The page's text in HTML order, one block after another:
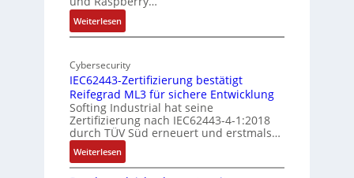
E
g
e
l
-
I
d
u
t
r
i
e
-
Weiterlesen:
M
b
i
f
u
n
k
m
Cybersecurity
IEC62443-Zertifizierung bestätigt
Reifegrad ML3 für sichere Entwicklung
Softing Industrial hat seine
Zertifizierung nach IEC62443-4-1:2018
durch TÜV Süd erneuert und erstmals…
Weiterlesen:
I